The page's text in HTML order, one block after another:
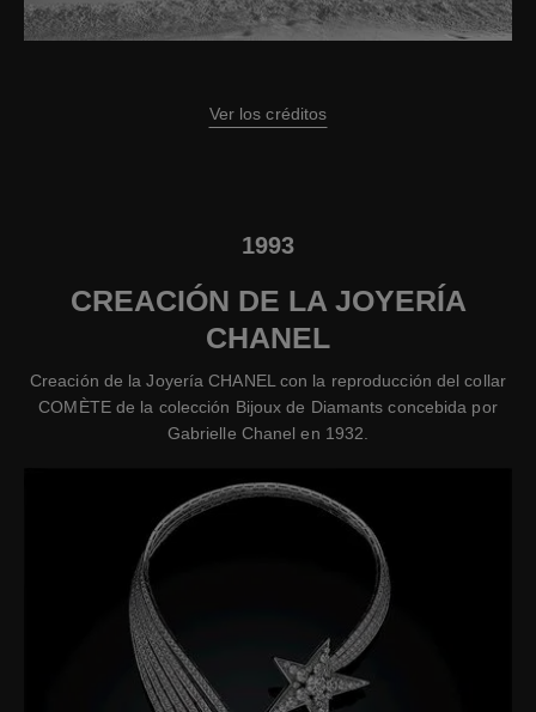
Ver los créditos
1993
CREACIÓN DE LA JOYERÍA
CHANEL
Creación de la Joyería CHANEL con la reproducción del collar
COMÈTE de la colección Bijoux de Diamants concebida por
Gabrielle Chanel en 1932.